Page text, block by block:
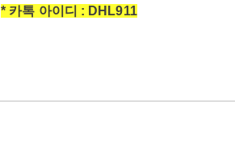
* 카톡 아이디 : DHL911